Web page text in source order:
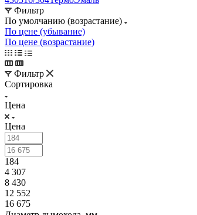
Фильтр
По умолчанию (возрастание)
По цене (убывание)
По цене (возрастание)
Фильтр
Сортировка
Цена
Цена
184
4 307
8 430
12 552
16 675